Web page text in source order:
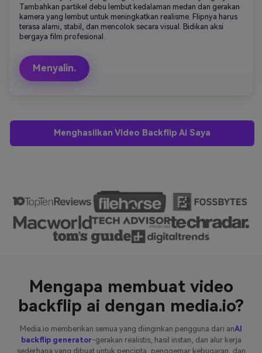
Tambahkan partikel debu lembut kedalaman medan dan gerakan
kamera yang lembut untuk meningkatkan realisme. Flipnya harus
terasa alami, stabil, dan mencolok secara visual. Bidikan aksi
bergaya film profesional.
Menyalin.
Menghasilkan Video Backflip Ai Saya
Mengapa membuat video
backflip ai dengan media.io?
Media.io memberikan semua yang diinginkan pengguna dari anAI
backflip generator-gerakan realistis, hasil instan, dan alur kerja
sederhana yang dibuat untuk pencipta, penggemar kebugaran, dan